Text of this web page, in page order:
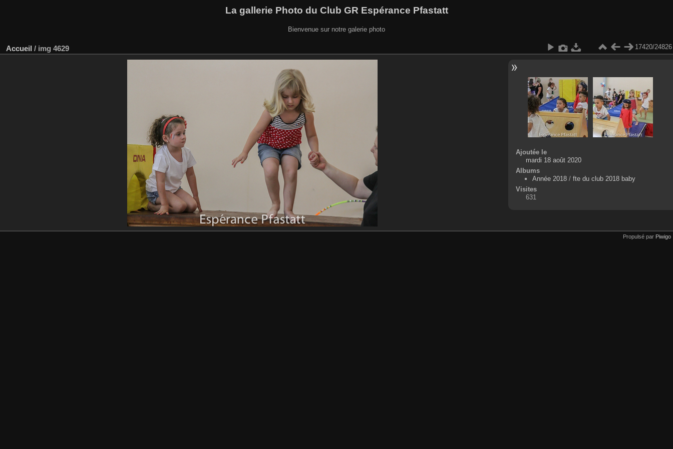
La gallerie Photo du Club GR Espérance Pfastatt
Bienvenue sur notre galerie photo
Accueil / img 4629 17420/24826
Ajoutée le
mardi 18 août 2020
Albums
Année 2018/ fte du club 2018 baby
Visites
631
Propulsé par Piwigo